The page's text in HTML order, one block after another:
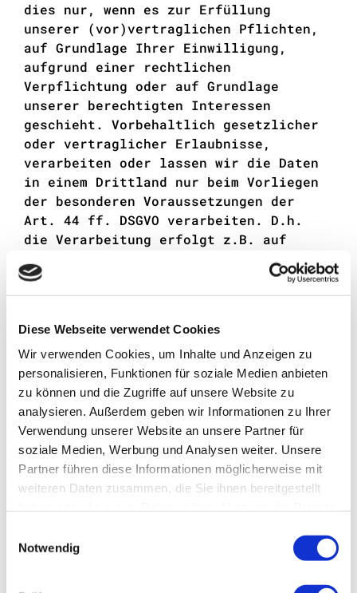
Diese Webseite verwendet Cookies
Wir verwenden Cookies, um Inhalte und Anzeigen zu
personalisieren, Funktionen für soziale Medien anbieten
zu können und die Zugriffe auf unsere Website zu
analysieren. Außerdem geben wir Informationen zu Ihrer
Verwendung unserer Website an unsere Partner für
soziale Medien, Werbung und Analysen weiter. Unsere
Partner führen diese Informationen möglicherweise mit
weiteren Daten zusammen, die Sie ihnen bereitgestellt
Notwendig
dies nur, wenn es zur Erfüllung
unserer (vor)vertraglichen Pflichten,
auf Grundlage Ihrer Einwilligung,
aufgrund einer rechtlichen
Verpflichtung oder auf Grundlage
unserer berechtigten Interessen
geschieht. Vorbehaltlich gesetzlicher
oder vertraglicher Erlaubnisse,
verarbeiten oder lassen wir die Daten
in einem Drittland nur beim Vorliegen
der besonderen Voraussetzungen der
Art. 44 ff. DSGVO verarbeiten. D.h.
die Verarbeitung erfolgt z.B. auf
Grundlage besonderer Garantien, wie
der offiziell anerkannten Feststellung
eines der EU entsprechenden
durch das „Privacy Shield“) oder
Beachtung offiziell anerkannter
spezieller vertraglicher
Verpflichtungen (so genannte
„Standardvertragsklauseln“).
Rechte der betroffenen Personen
Sie haben das Recht, eine Bestätigung
darüber zu verlangen, ob betreffende
Daten verarbeitet werden und auf
Auskunft über diese Daten sowie auf
weitere Informationen und Kopie der
Daten entsprechend Art. 15 DSGVO.